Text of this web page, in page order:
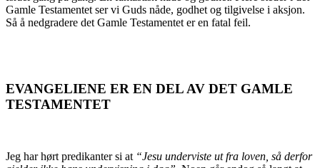
Gamle Testamentet ser vi Guds nåde, godhet og tilgivelse i aksjon.
Så å nedgradere det Gamle Testamentet er en fatal feil.
EVANGELIENE ER EN DEL AV DET GAMLE
TESTAMENTET
Jeg har hørt predikanter si at “Jesu underviste ut fra loven, så derfor